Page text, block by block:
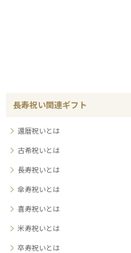
長寿祝い関連ギフト
還暦祝いとは
古希祝いとは
長寿祝いとは
傘寿祝いとは
喜寿祝いとは
米寿祝いとは
卒寿祝いとは